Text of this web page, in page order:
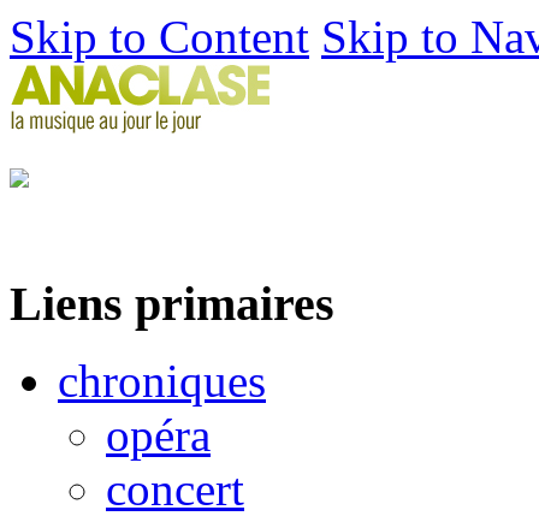
Skip to Content Skip to
Liens primaires
chroniques
opéra
concert